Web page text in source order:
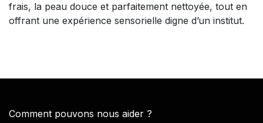
frais, la peau douce et parfaitement nettoyée, tout en
offrant une expérience sensorielle digne d’un institut.
Comment pouvons nous aider ?